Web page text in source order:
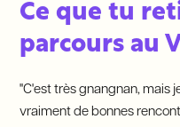
Ce que tu
parcours au
"C'est très gnangnan, mais
vraiment de bonnes